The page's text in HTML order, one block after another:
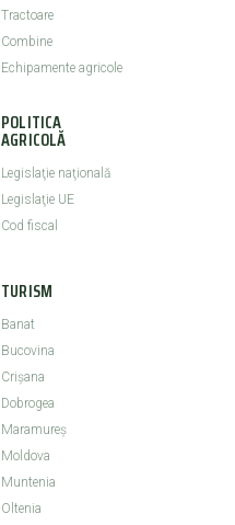
Tractoare
Combine
Echipamente agricole
POLITICA
AGRICOLĂ
Legislaţie naţională
Legislaţie UE
Cod fiscal
TURISM
Banat
Bucovina
Crişana
Dobrogea
Maramureş
Moldova
Muntenia
Oltenia